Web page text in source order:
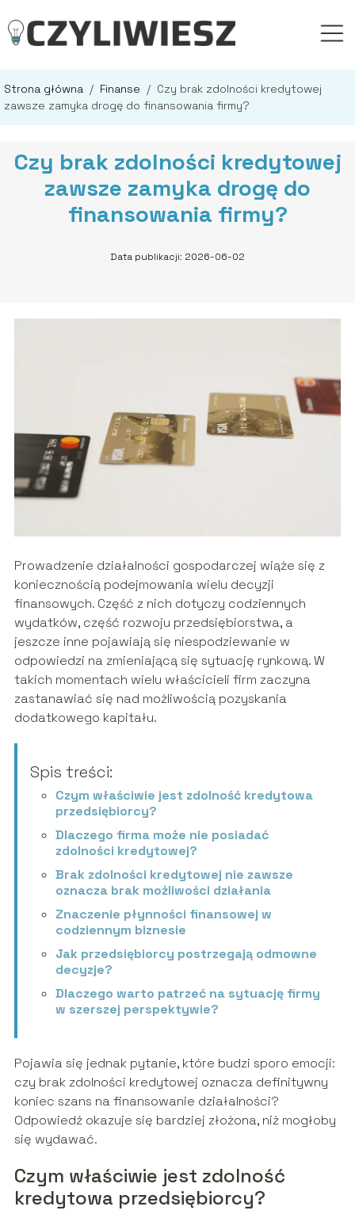
Strona główna / Finanse / Czy brak zdolności kredytowej
zawsze zamyka drogę do finansowania firmy?
Czy brak zdolności kredytowej
zawsze zamyka drogę do
finansowania firmy?
Data publikacji: 2026-06-02
Prowadzenie działalności gospodarczej wiąże się z
koniecznością podejmowania wielu decyzji
finansowych. Część z nich dotyczy codziennych
wydatków, część rozwoju przedsiębiorstwa, a
jeszcze inne pojawiają się niespodziewanie w
odpowiedzi na zmieniającą się sytuację rynkową. W
takich momentach wielu właścicieli firm zaczyna
zastanawiać się nad możliwością pozyskania
dodatkowego kapitału.
Spis treści:
Czym właściwie jest zdolność kredytowa
przedsiębiorcy?
Dlaczego firma może nie posiadać
zdolności kredytowej?
Brak zdolności kredytowej nie zawsze
oznacza brak możliwości działania
Znaczenie płynności finansowej w
codziennym biznesie
Jak przedsiębiorcy postrzegają odmowne
decyzje?
Dlaczego warto patrzeć na sytuację firmy
w szerszej perspektywie?
Pojawia się jednak pytanie, które budzi sporo emocji:
czy brak zdolności kredytowej oznacza definitywny
koniec szans na finansowanie działalności?
Odpowiedź okazuje się bardziej złożona, niż mogłoby
się wydawać.
Czym właściwie jest zdolność
kredytowa przedsiębiorcy?